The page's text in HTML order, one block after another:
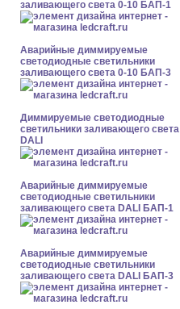
заливающего света 0-10 БАП-1
Аварийные диммируемые
светодиодные светильники
заливающего света 0-10 БАП-3
Диммируемые светодиодные
светильники заливающего света
DALI
Аварийные диммируемые
светодиодные светильники
заливающего света DALI БАП-1
Аварийные диммируемые
светодиодные светильники
заливающего света DALI БАП-3